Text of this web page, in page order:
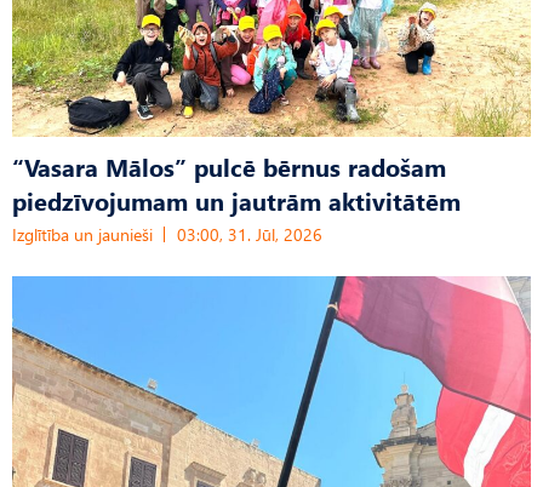
“Vasara Mālos” pulcē bērnus radošam
piedzīvojumam un jautrām aktivitātēm
Izglītība un jaunieši 03:00, 31. Jūl, 2026